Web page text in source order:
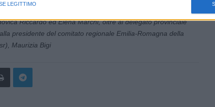
LEGITTIMO
Grazia Baracchi con le quattro campionesse premiate:
Riccardo ed Elena Marchi, oltre al delegato provinciale
presidente del comitato regionale Emilia-Romagna della
Maurizia Bigi